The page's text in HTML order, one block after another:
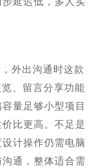
外出沟通时这款
、留言分享功能
量足够小型项目
比更高。不足是
计操作仍需电脑
通，整体适合需